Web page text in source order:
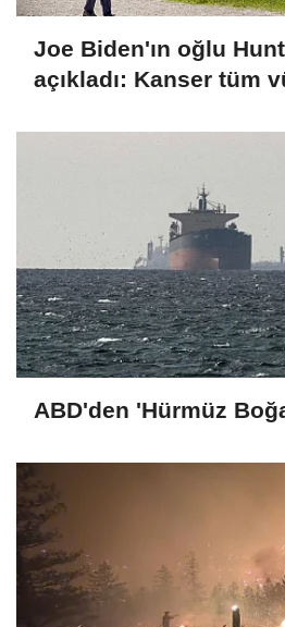
Joe Biden'ın oğlu
açıkladı: Kanser tüm
ABD'den 'Hürmüz